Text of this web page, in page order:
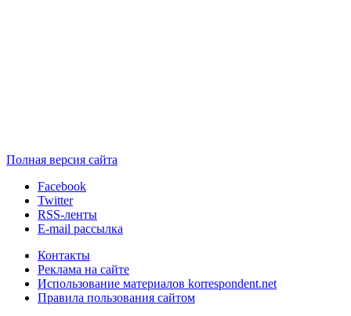
Полная версия сайта
Facebook
Twitter
RSS-ленты
E-mail рассылка
Контакты
Реклама на сайте
Использование материалов korrespondent.net
Правила пользования сайтом